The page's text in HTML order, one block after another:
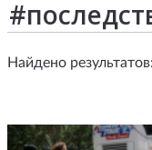
Найдено